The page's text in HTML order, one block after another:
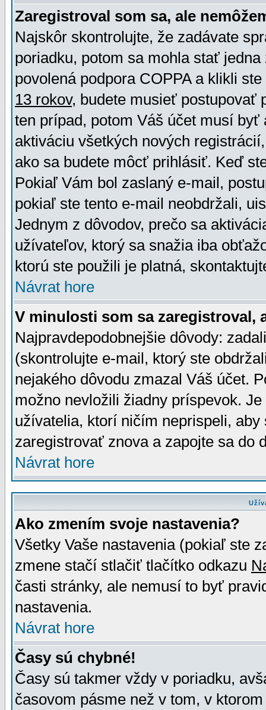
Zaregistroval som sa, ale
Najskôr skontrolujte, že zadávate
poriadku, potom sa mohla stať
povolená podpora COPPA a klikli
13 rokov, budete musieť postupovať
ten prípad, potom Váš účet musí
aktiváciu všetkých nových
ako sa budete môcť prihlásiť. Keď
Pokiaľ Vám bol zaslaný e-mail,
pokiaľ ste tento e-mail neobdržali,
Jednym z dôvodov, prečo sa
užívateľov, ktorý sa snažia iba
ktorú ste použili je platná,
Návrat hore
V minulosti som sa zaregistroval,
Najpravdepodobnejšie dôvody:
(skontrolujte e-mail, ktorý ste
nejakého dôvodu zmazal Váš účet.
možno nevložili žiadny príspevok.
užívatelia, ktorí ničím neprispeli,
zaregistrovať znova a zapojte sa do
Návrat hore
Ako zmením svoje nastavenia?
Všetky Vaše nastavenia (pokiaľ ste
zmene stačí stlačiť tlačítko odkazu
časti stránky, ale nemusí to byť
nastavenia.
Návrat hore
Časy sú chybné!
Časy sú takmer vždy v poriadku,
časovom pásme než v tom, v